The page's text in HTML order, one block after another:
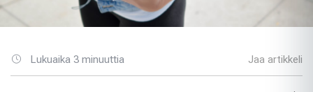
Lukuaika 3 minuuttia Jaa artikkeli